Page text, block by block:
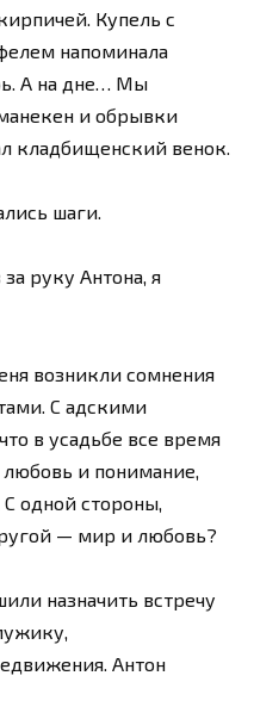
Купель с
напоминала
А на дне… Мы
и обрывки
кладбищенский венок.
шаги.
руку Антона, я
возникли сомнения
С адскими
в усадьбе все время
и понимание,
одной стороны,
— мир и любовь?
назначить встречу
Антон